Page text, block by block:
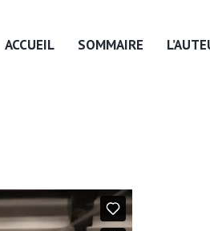
ACCUEIL SOMMAIRE